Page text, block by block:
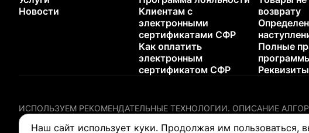
Новости
Клиентам с
электронными
сертификатами СФР
Как оплатить
электронным
сертификатом СФР
возврату
Полные
Реквизиты
ИСПОЛЬЗУЕМ РЕКОМЕНДАТЕЛЬНЫЕ ТЕХНОЛОГИИ. ОПИСАНИЕ
Содержание настоящего сайта не предназначено для диагностики
Наш сайт использует куки. Продолжая им пользоваться,